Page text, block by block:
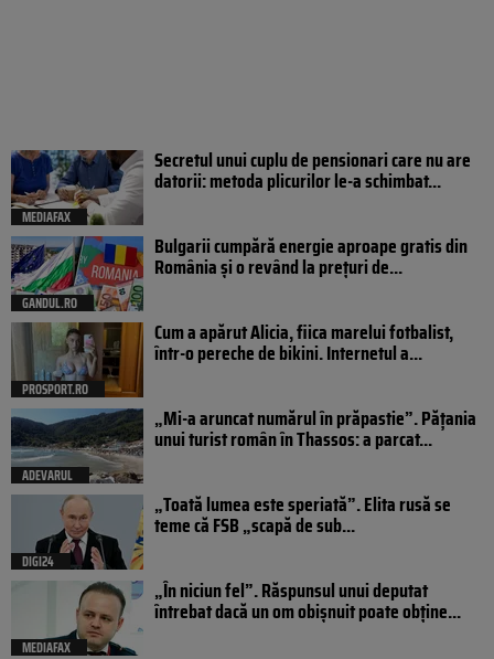
MEDIAFAX
Secretul unui cuplu de pensionari care nu are
datorii: metoda plicurilor le-a schimbat...
GANDUL.RO
Bulgarii cumpără energie aproape gratis din
România și o revând la prețuri de...
PROSPORT.RO
Cum a apărut Alicia, fiica marelui fotbalist,
într-o pereche de bikini. Internetul a...
ADEVARUL
„Mi-a aruncat numărul în prăpastie”. Pățania
unui turist român în Thassos: a parcat...
DIGI24
„Toată lumea este speriată”. Elita rusă se
teme că FSB „scapă de sub...
MEDIAFAX
„În niciun fel”. Răspunsul unui deputat
întrebat dacă un om obișnuit poate obține...